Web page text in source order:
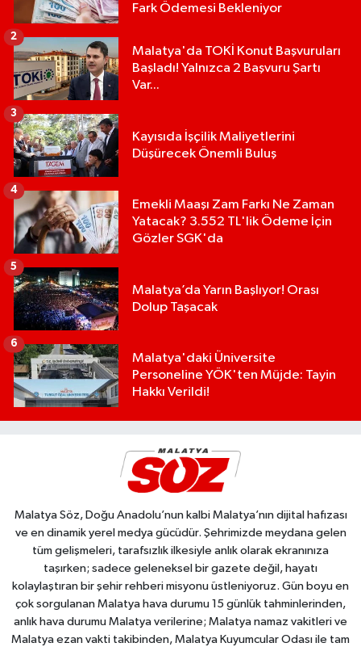
Fark Ödemesi Bekleniyor
Malatya'da TOKİ Konut Başvuruları
Başladı! Yalnızca 2 Başvuru Şartı
Var...
2
Kayısıda İşçilik Maliyetlerini
Düşürecek Önemli Buluş
3
Emekli Maaşı Zam Farkı Ne Zaman
Yatacak? 3.552 TL'lik Ödeme İçin
Gözler SGK'da
4
Malatya’da Yarın Başlıyor! Orası
Dolup Taşacak
5
Malatya'daki Üniversite
Personeline YÖK'ten Müjde: Tayin
Hakkı Verildi!
6
Malatya Söz, Doğu Anadolu’nun kalbi Malatya’nın dijital hafızası
ve en dinamik yerel medya gücüdür. Şehrimizde meydana gelen
tüm gelişmeleri, tarafsızlık ilkesiyle anlık olarak ekranınıza
taşırken; sadece geleneksel bir gazete değil, hayatı
kolaylaştıran bir şehir rehberi misyonu üstleniyoruz. Gün boyu en
çok sorgulanan Malatya hava durumu 15 günlük tahminlerinden,
anlık hava durumu Malatya verilerine; Malatya namaz vakitleri ve
Malatya ezan vakti takibinden, Malatya Kuyumcular Odası ile tam